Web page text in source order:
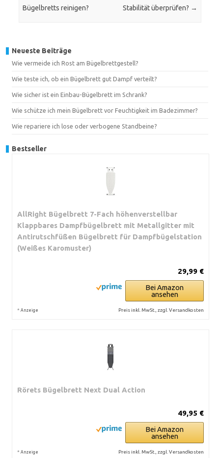
Bügelbretts reinigen?
Stabilität überprüfen? →
Neueste Beiträge
Wie vermeide ich Rost am Bügelbrettgestell?
Wie teste ich, ob ein Bügelbrett gut Dampf verteilt?
Wie sicher ist ein Einbau-Bügelbrett im Schrank?
Wie schütze ich mein Bügelbrett vor Feuchtigkeit im Badezimmer?
Wie repariere ich lose oder verbogene Standbeine?
Bestseller
AllRight Bügelbrett 7-Fach höhenverstellbar
Klappbares Dampfbügelbrett mit Metallgitter mit
Antirutschfüßen Bügelbrett für Dampfbügelstation
(Weißes Karomuster)
29,99 €
Bei Amazon
ansehen
* Anzeige Preis inkl. MwSt., zzgl. Versandkosten
Rörets Bügelbrett Next Dual Action
49,95 €
Bei Amazon
ansehen
* Anzeige Preis inkl. MwSt., zzgl. Versandkosten